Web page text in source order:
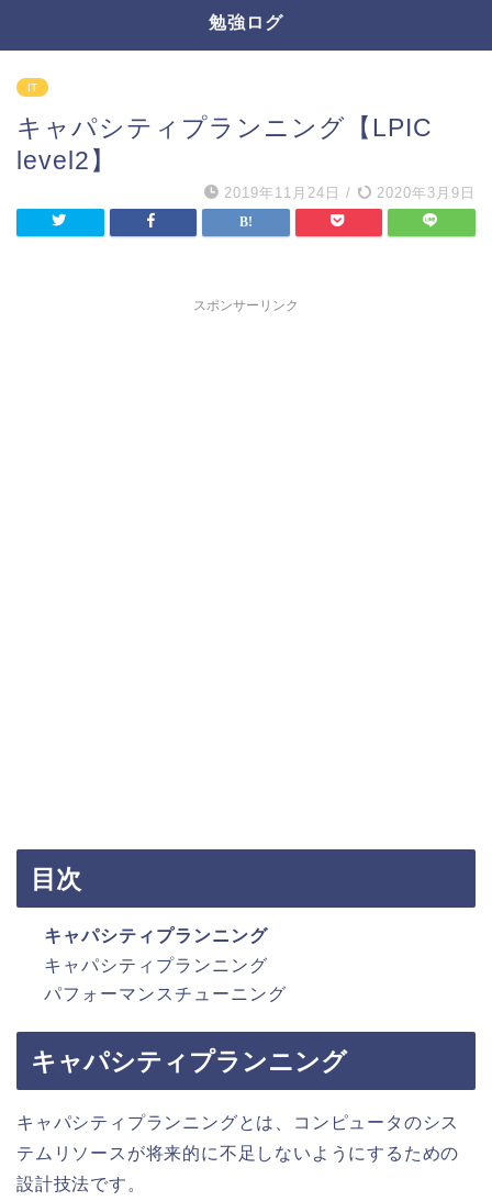
勉強ログ
IT
キャパシティプランニング【LPIC
level2】
2019年11月24日 / 2020年3月9日
スポンサーリンク
目次
キャパシティプランニング
キャパシティプランニング
パフォーマンスチューニング
キャパシティプランニング
キャパシティプランニングとは、コンピュータのシス
テムリソースが将来的に不足しないようにするための
設計技法です。